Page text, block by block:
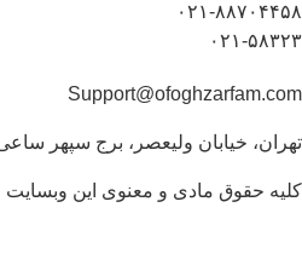
۰۲۱-۸۸۷۰۴۴۵۸
۰۲۱-۵۸۳۲۳
Support@ofoghzarfam.com
تهران، خیابان ولیعصر، برج سپهر
کلیه حقوق مادی و معنوی این